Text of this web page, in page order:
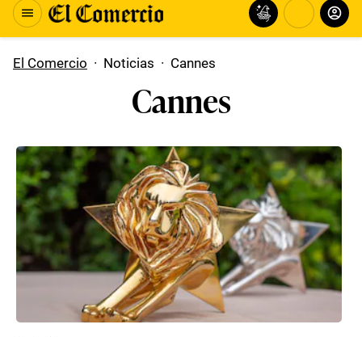
El Comercio · Noticias · Cannes
Cannes